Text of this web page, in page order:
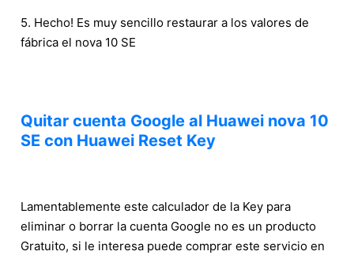
5. Hecho! Es muy sencillo restaurar a los valores de
fábrica el nova 10 SE
Quitar cuenta Google al Huawei nova 10
SE con Huawei Reset Key
Lamentablemente este calculador de la Key para
eliminar o borrar la cuenta Google no es un producto
Gratuito, si le interesa puede comprar este servicio en